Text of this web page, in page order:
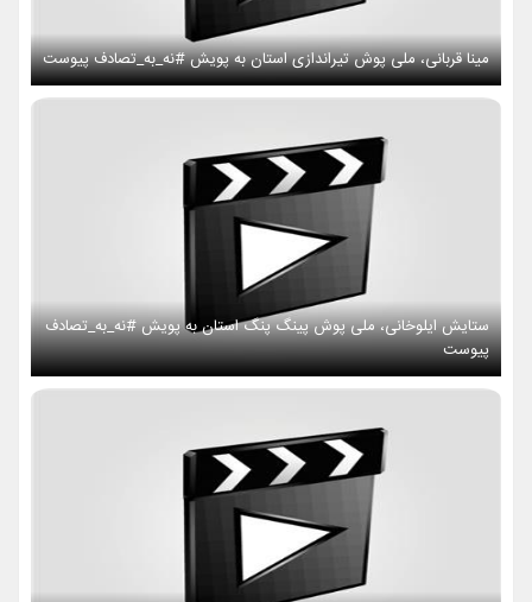
مینا قربانی، ملی پوش تیراندازی استان به پویش #نه_به_تصادف پیوست
ستایش ایلوخانی، ملی پوش پینگ پنگ استان به پویش #نه_به_تصادف
پیوست